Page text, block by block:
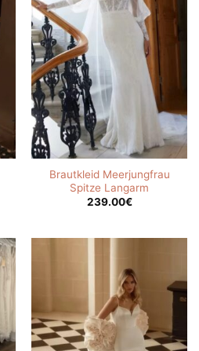
Brautkleid Meerjungfrau
Spitze Langarm
239.00€